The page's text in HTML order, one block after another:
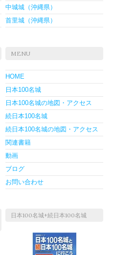
中城城（沖縄県）
首里城（沖縄県）
MENU
HOME
日本100名城
日本100名城の地図・アクセス
続日本100名城
続日本100名城の地図・アクセス
関連書籍
動画
ブログ
お問い合わせ
日本100名城+続日本100名城